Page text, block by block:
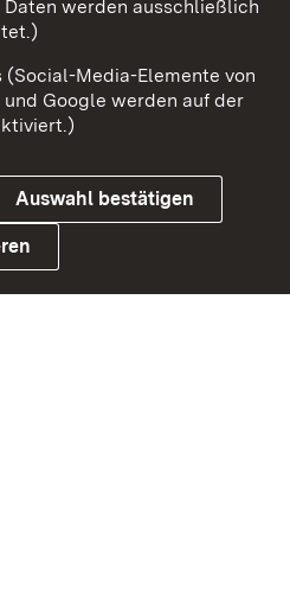
Barrierefreiheit
Cookies
werden ausschließlich
Media-Elemente von
Google werden auf der
Auswahl bestätigen